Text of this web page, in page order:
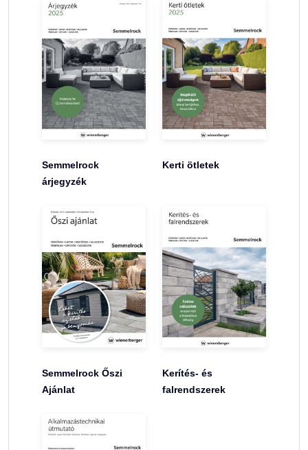
Semmelrock
árjegyzék
Kerti ötletek
Semmelrock Őszi
Ajánlat
Kerítés- és
falrendszerek